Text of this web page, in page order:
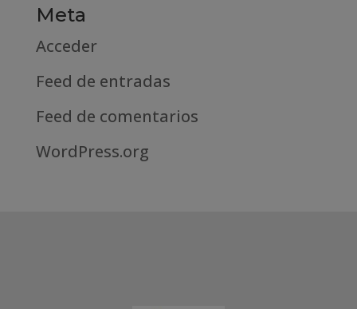
Meta
Acceder
Feed de entradas
Feed de comentarios
WordPress.org